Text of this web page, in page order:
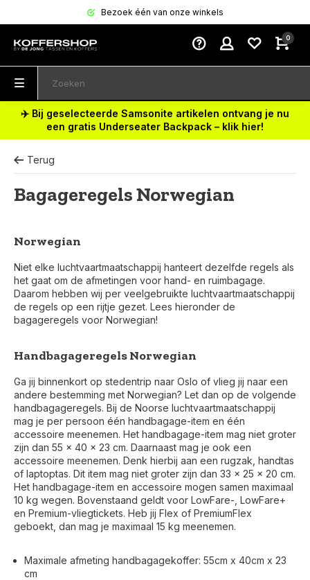
Bezoek één van onze winkels
0
✈️ Bij geselecteerde Samsonite artikelen ontvang je nu
een gratis Underseater Backpack – klik hier!
Terug
Bagageregels Norwegian
Norwegian
Niet elke luchtvaartmaatschappij hanteert dezelfde regels als
het gaat om de afmetingen voor hand- en ruimbagage.
Daarom hebben wij per veelgebruikte luchtvaartmaatschappij
de regels op een rijtje gezet. Lees hieronder de
bagageregels voor Norwegian!
Handbagageregels Norwegian
Ga jij binnenkort op stedentrip naar Oslo of vlieg jij naar een
andere bestemming met Norwegian? Let dan op de volgende
handbagageregels. Bij de Noorse luchtvaartmaatschappij
mag je per persoon één handbagage-item en één
accessoire meenemen. Het handbagage-item mag niet groter
zijn dan 55 x 40 x 23 cm. Daarnaast mag je ook een
accessoire meenemen. Denk hierbij aan een rugzak, handtas
of laptoptas. Dit item mag niet groter zijn dan 33 x 25 x 20 cm.
Het handbagage-item en accessoire mogen samen maximaal
10 kg wegen. Bovenstaand geldt voor LowFare-, LowFare+
en Premium-vliegtickets. Heb jij Flex of PremiumFlex
geboekt, dan mag je maximaal 15 kg meenemen.
Maximale afmeting handbagagekoffer: 55cm x 40cm x 23
cm